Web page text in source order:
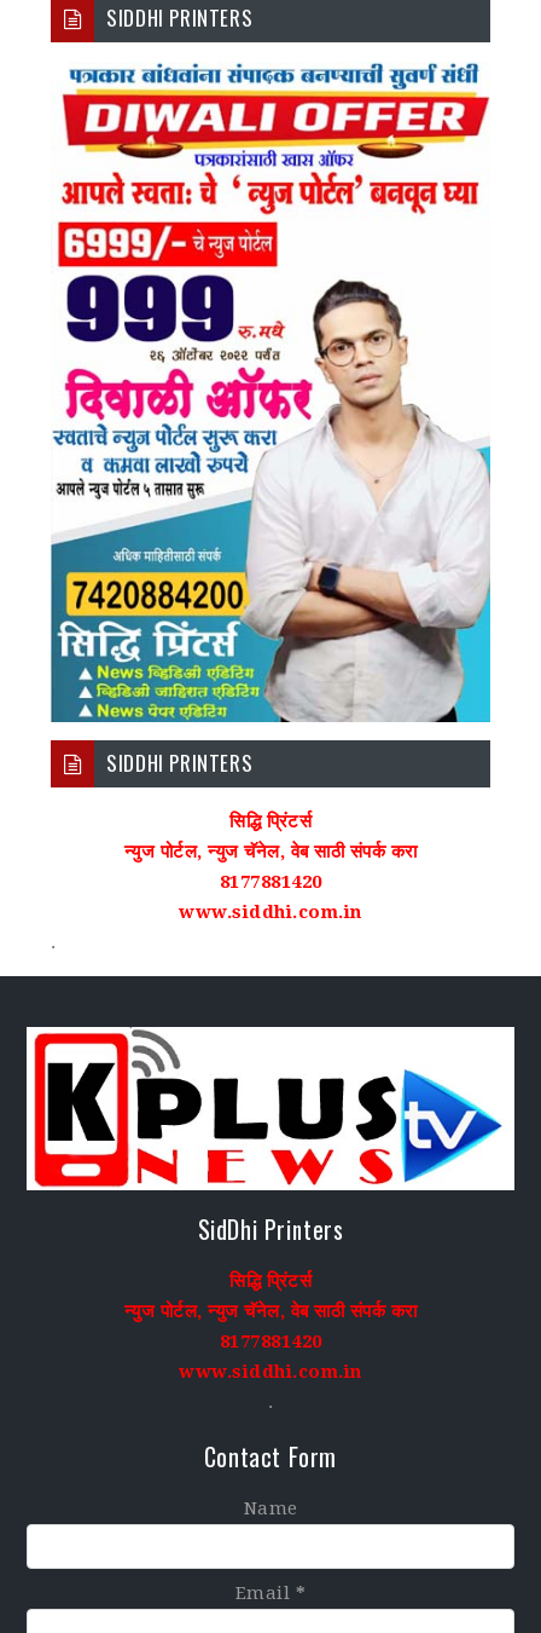
Ebo
Ok
Am
E
SIDDHI PRINTERS
SIDDHI PRINTERS
सिद्धि प्रिंटर्स
न्युज पोर्टल, न्युज चॅनेल, वेब साठी संपर्क करा
8177881420
www.siddhi.com.in
.
SidDhi Printers
सिद्धि प्रिंटर्स
न्युज पोर्टल, न्युज चॅनेल, वेब साठी संपर्क करा
8177881420
www.siddhi.com.in
.
Contact Form
Name
Email *